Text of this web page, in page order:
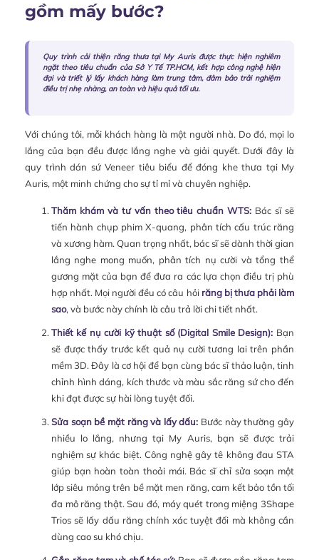
gồm mấy bước?
Quy trình cải thiện răng thưa tại My Auris được thực hiện nghiêm
ngặt theo tiêu chuẩn của Sở Y Tế TP.HCM, kết hợp công nghệ hiện
đại và triết lý lấy khách hàng làm trung tâm, đảm bảo trải nghiệm
điều trị nhẹ nhàng, an toàn và hiệu quả tối ưu.
Với chúng tôi, mỗi khách hàng là một người nhà. Do đó, mọi lo
lắng của bạn đều được lắng nghe và giải quyết. Dưới đây là
quy trình dán sứ Veneer tiêu biểu để đóng khe thưa tại My
Auris, một minh chứng cho sự tỉ mỉ và chuyên nghiệp.
Thăm khám và tư vấn theo tiêu chuẩn WTS: Bác sĩ sẽ
tiến hành chụp phim X-quang, phân tích cấu trúc răng
và xương hàm. Quan trọng nhất, bác sĩ sẽ dành thời gian
lắng nghe mong muốn, phân tích nụ cười và tổng thể
gương mặt của bạn để đưa ra các lựa chọn điều trị phù
hợp nhất. Mọi người đều có câu hỏi răng bị thưa phải làm
sao, và bước này chính là câu trả lời chi tiết nhất.
Thiết kế nụ cười kỹ thuật số (Digital Smile Design): Bạn
sẽ được thấy trước kết quả nụ cười tương lai trên phần
mềm 3D. Đây là cơ hội để bạn cùng bác sĩ thảo luận, tinh
chỉnh hình dáng, kích thước và màu sắc răng sứ cho đến
khi đạt được sự hài lòng tuyệt đối.
Sửa soạn bề mặt răng và lấy dấu: Bước này thường gây
nhiều lo lắng, nhưng tại My Auris, bạn sẽ được trải
nghiệm sự khác biệt. Công nghệ gây tê không đau STA
giúp bạn hoàn toàn thoải mái. Bác sĩ chỉ sửa soạn một
lớp siêu mỏng trên bề mặt men răng, cam kết bảo tồn tối
đa mô răng thật. Sau đó, máy quét trong miệng 3Shape
Trios sẽ lấy dấu răng chính xác tuyệt đối mà không cần
dùng cao su khó chịu.